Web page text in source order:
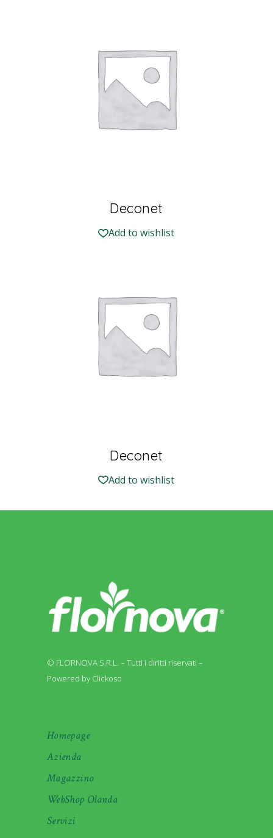
Deconet
Add to wishlist
Deconet
Add to wishlist
© FLORNOVA S.R.L. – Tutti i diritti riservati –
Powered by Clickoso
Homepage
Azienda
Magazzino
WebShop Olanda
Servizi